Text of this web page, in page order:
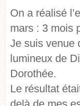
On a réalisé
mars : 3 mois
Je suis venue
lumineux de
Dorothée.
Le résultat